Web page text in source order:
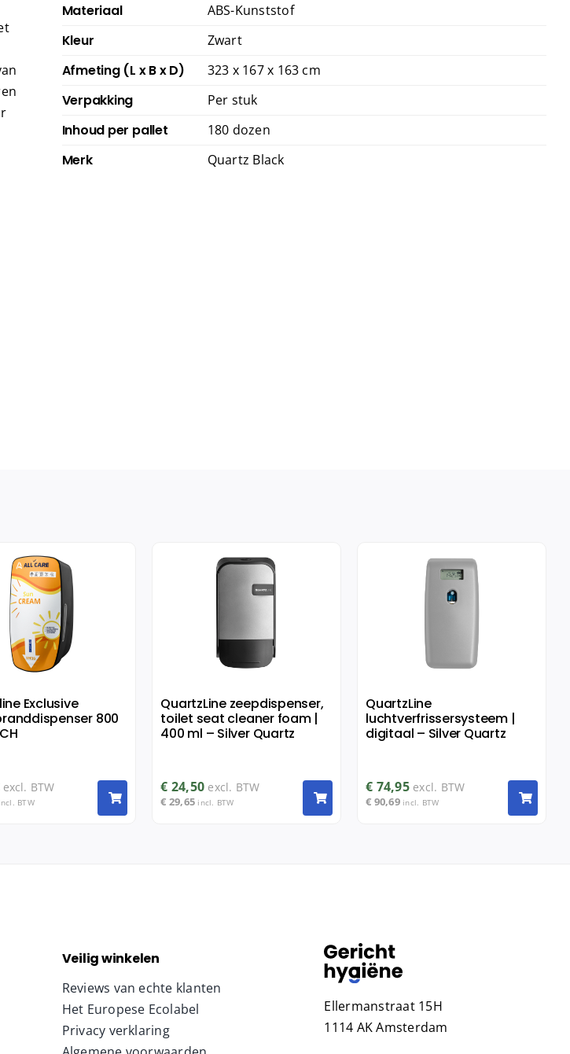
Materiaal ABS-Kunststof
Kleur Zwart
Afmeting (L x B x D) 323 x 167 x 163 cm
Verpakking Per stuk
Inhoud per pallet 180 dozen
Merk Quartz Black
Exclusive
800
excl. BTW
incl. BTW
QuartzLine zeepdispenser,
toilet seat cleaner foam |
400 ml – Silver Quartz
€ 24,50 excl. BTW
€ 29,65 incl. BTW
QuartzLine
luchtverfrissersysteem |
digitaal – Silver Quartz
€ 74,95 excl. BTW
€ 90,69 incl. BTW
Veilig winkelen
Reviews van echte klanten
Het Europese Ecolabel
Privacy verklaring
Ellermanstraat 15H
1114 AK Amsterdam